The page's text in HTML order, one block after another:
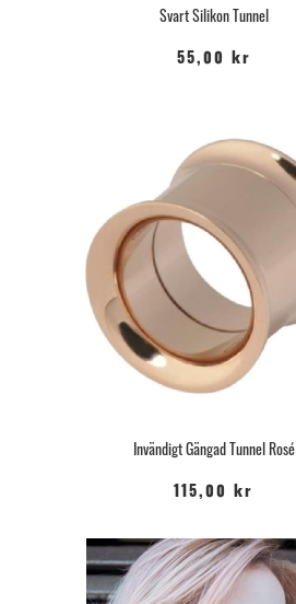
Svart Silikon Tunnel
55,00 kr
Invändigt Gängad Tunnel Rosé
115,00 kr